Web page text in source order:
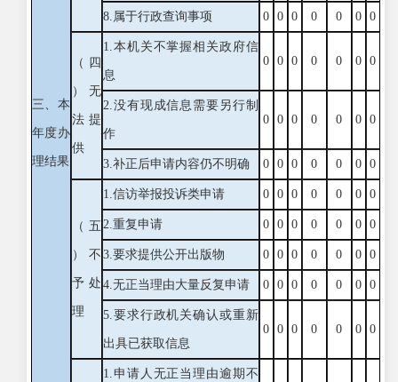
三、本
年度办
理结果
8.属于行政查询事项 0 0 0 0 0 0 0
（四
）无
法提
供
1.本机关不掌握相关政府信
息
0 0 0 0 0 0 0
2.没有现成信息需要另行制
作
0 0 0 0 0 0 0
3.补正后申请内容仍不明确 0 0 0 0 0 0 0
（五
）不
予处
理
1.信访举报投诉类申请 0 0 0 0 0 0 0
2.重复申请 0 0 0 0 0 0 0
3.要求提供公开出版物 0 0 0 0 0 0 0
4.无正当理由大量反复申请 0 0 0 0 0 0 0
5.要求行政机关确认或重新
出具已获取信息
0 0 0 0 0 0 0
1.申请人无正当理由逾期不